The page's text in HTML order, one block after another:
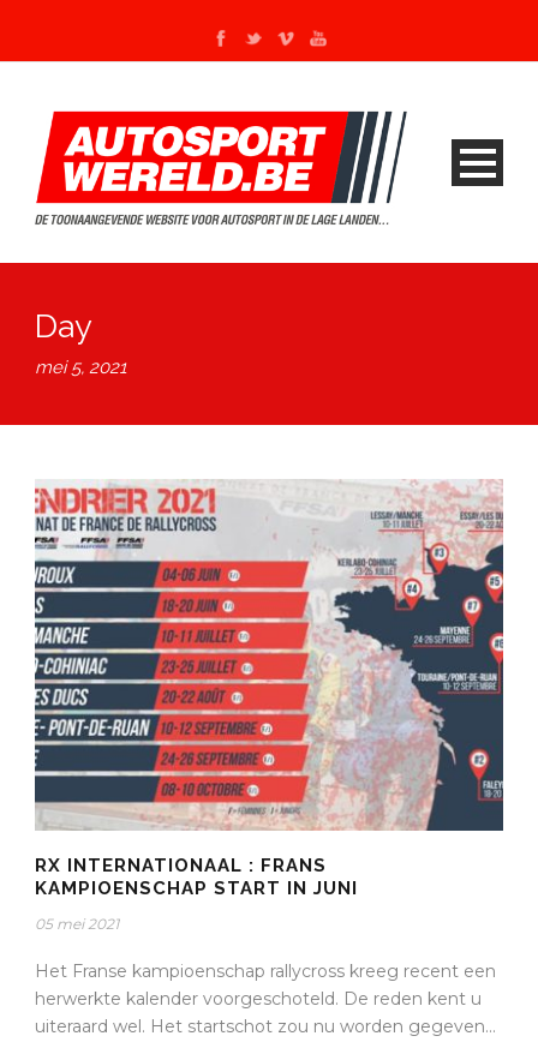
Day
mei 5, 2021
RX INTERNATIONAAL : FRANS
KAMPIOENSCHAP START IN JUNI
05 mei 2021
Het Franse kampioenschap rallycross kreeg recent een
herwerkte kalender voorgeschoteld. De reden kent u
uiteraard wel. Het startschot zou nu worden gegeven...